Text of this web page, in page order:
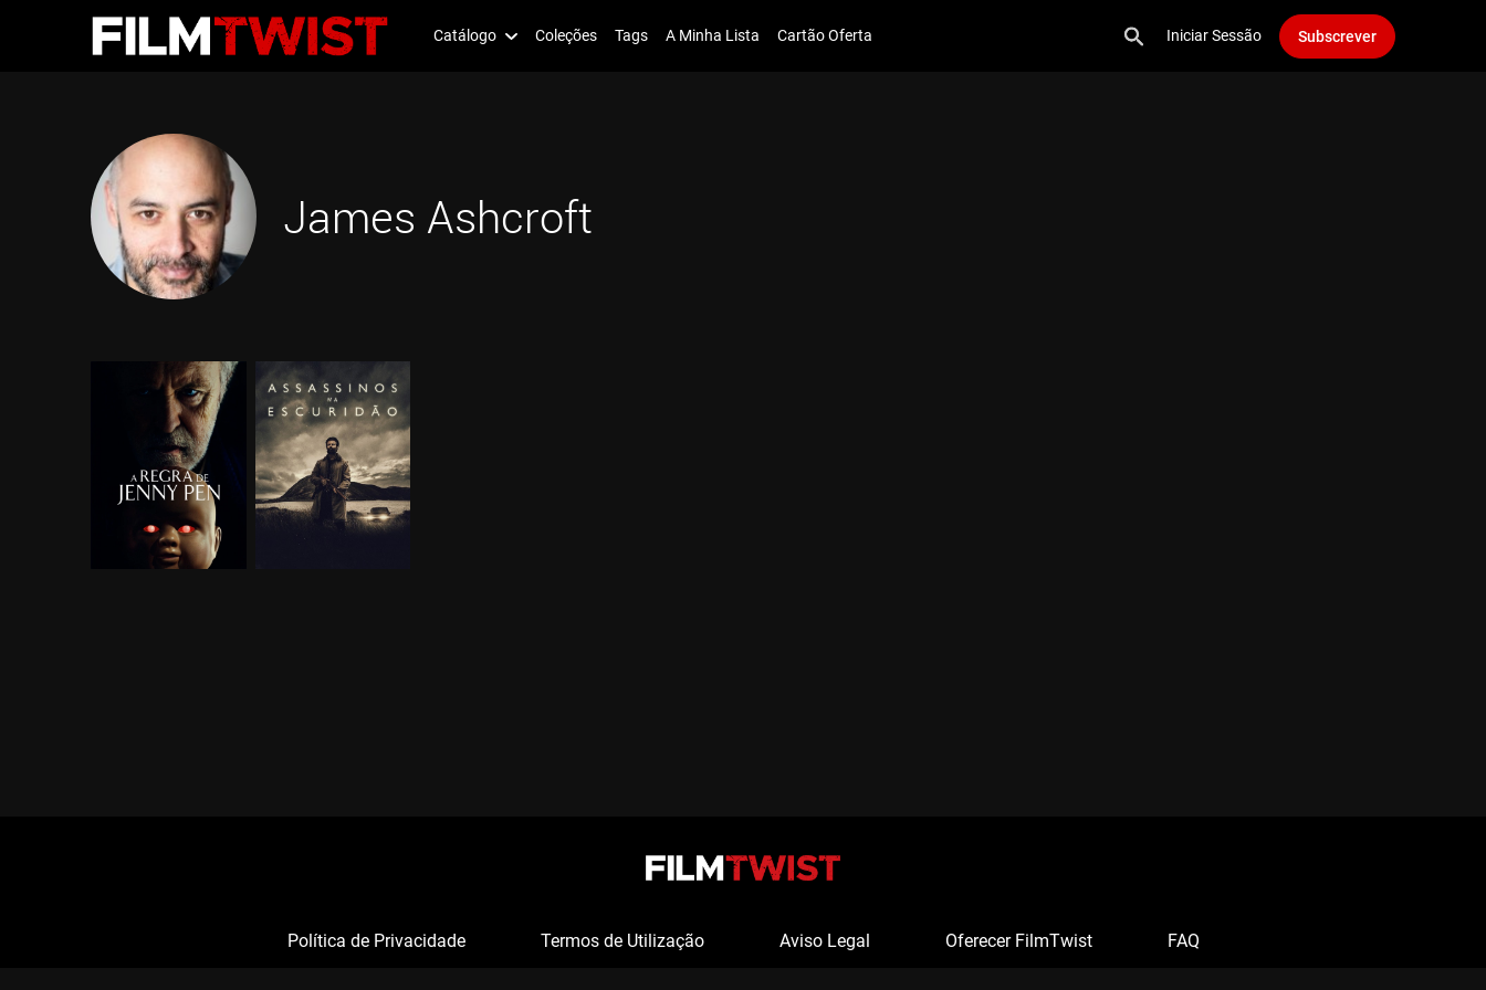
Catálogo Coleções Tags A Minha Lista Cartão Oferta Iniciar Sessão Subscrever
James Ashcroft
Política de Privacidade Termos de Utilização Aviso Legal Oferecer FilmTwist FAQ